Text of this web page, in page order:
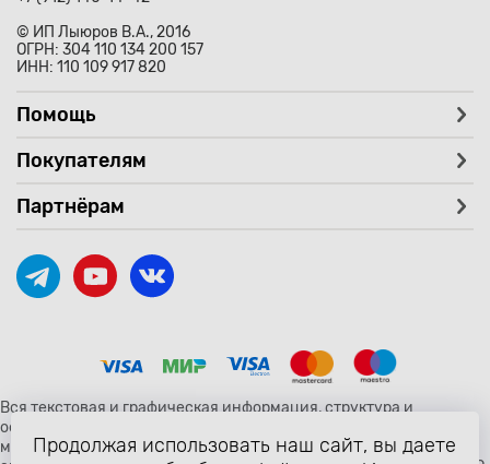
© ИП Лыюров В.А., 2016
ОГРН: 304 110 134 200 157
ИНН: 110 109 917 820
Помощь
Покупателям
Партнёрам
Вся текстовая и графическая информация, структура и
оформление страницы avtozaryad.ru защищены российскими и
международными законами и соглашениями об охране
Продолжая использовать наш сайт, вы даете